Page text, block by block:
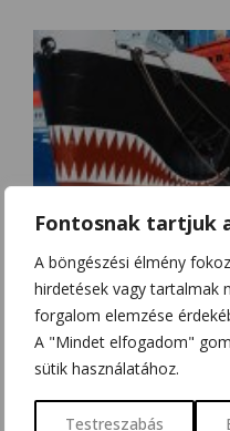
Fontosnak tartjuk
A böngészési élmény
hirdetések vagy tartalmak
forgalom elemzése
A "Mindet elfogadom"
sütik használatához.
Testreszabás
A VILÁG ELSŐ NŐI
ATOMJÉGTÖRŐN